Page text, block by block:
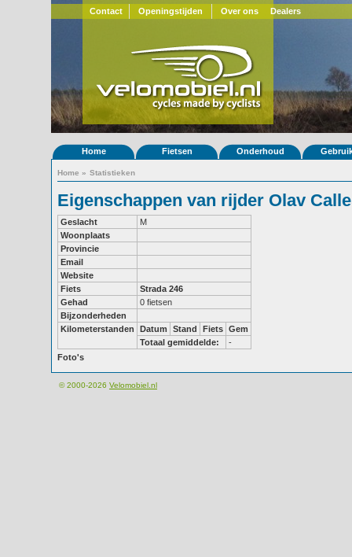
Contact Openingstijden Over ons Dealers
Home Fietsen Onderhoud
Home » Statistieken
Eigenschappen van rijder Olav
Geslacht
M
Woonplaats
Provincie
Email
Website
Fiets
Strada 246
Gehad
0 fietsen
Bijzonderheden
Kilometerstanden
Datum Stand Fiets Gem
Totaal gemiddelde:
-
Foto's
© 2000-2026 Velomobiel.nl